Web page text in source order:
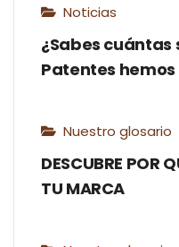
Noticias
¿Sabes cuántas
Patentes
Nuestro glosario
DESCUBRE POR
TU MARCA